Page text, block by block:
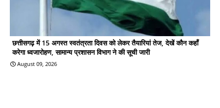
छत्तीसगढ़ में 15 अगस्त स्वतंत्रता दिवस को लेकर तैयारियां तेज, देखें कौन कहाँ
करेगा ध्वजारोहण, सामान्य प्रशासन विभाग ने की सूची जारी
August 09, 2026